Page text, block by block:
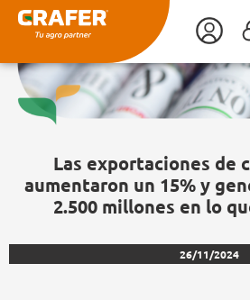
contenido
Las exportaciones de
aumentaron un 15% y
2.500 millones en lo
26/11/2024